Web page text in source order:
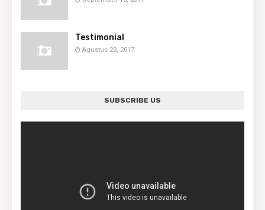
Testimonial
Agustus 23, 2017
SUBSCRIBE US